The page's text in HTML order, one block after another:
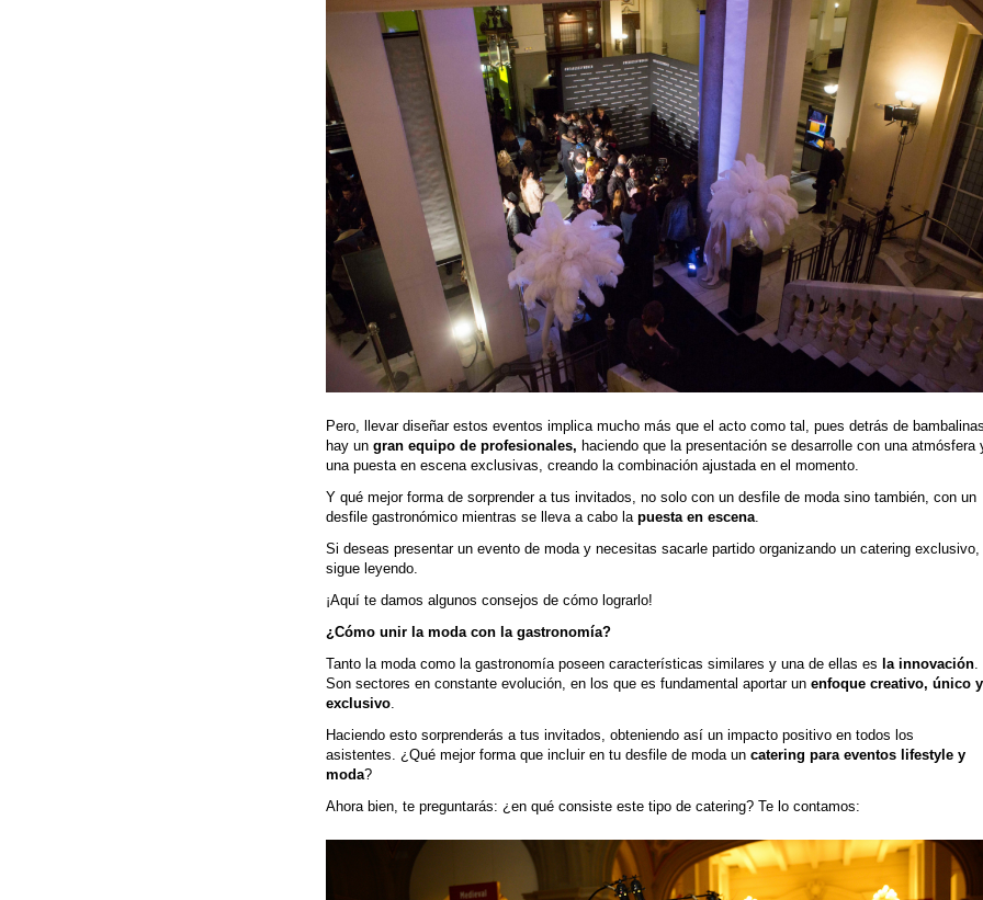
Pero, llevar diseñar estos eventos implica mucho más que el acto como tal, pues detrás de
hay un gran equipo de profesionales, haciendo que la presentación se desarrolle con una atmósfera
una puesta en escena exclusivas, creando la combinación ajustada en el momento.
Y qué mejor forma de sorprender a tus invitados, no solo con un desfile de moda sino también, con un
desfile gastronómico mientras se lleva a cabo la puesta en escena
Si deseas presentar un evento de moda y necesitas sacarle partido organizando un catering exclusivo,
sigue leyendo.
¡Aquí te damos algunos consejos de cómo lograrlo!
¿Cómo unir la moda con la gastronomía?
Tanto la moda como la gastronomía poseen características similares y una de ellas es la innovación
Son sectores en constante evolución, en los que es fundamental aportar un enfoque creativo, único y
exclusivo
Haciendo esto sorprenderás a tus invitados, obteniendo así un impacto positivo en todos los
asistentes. ¿Qué mejor forma que incluir en tu desfile de moda un catering para eventos lifestyle y
moda?
Ahora bien, te preguntarás: ¿en qué consiste este tipo de catering? Te lo contamos: